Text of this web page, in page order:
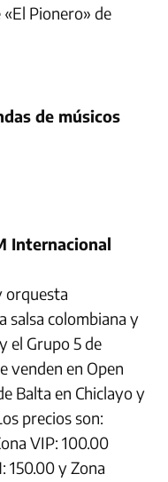
Pionero» de
de músicos
Internacional
orquesta
salsa colombiana y
el Grupo 5 de
venden en Open
Balta en Chiclayo y
precios son:
VIP: 100.00
150.00 y Zona